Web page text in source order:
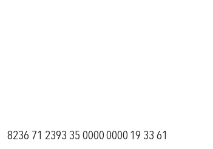
8236 71 2393 35 0000 0000 19 33 61